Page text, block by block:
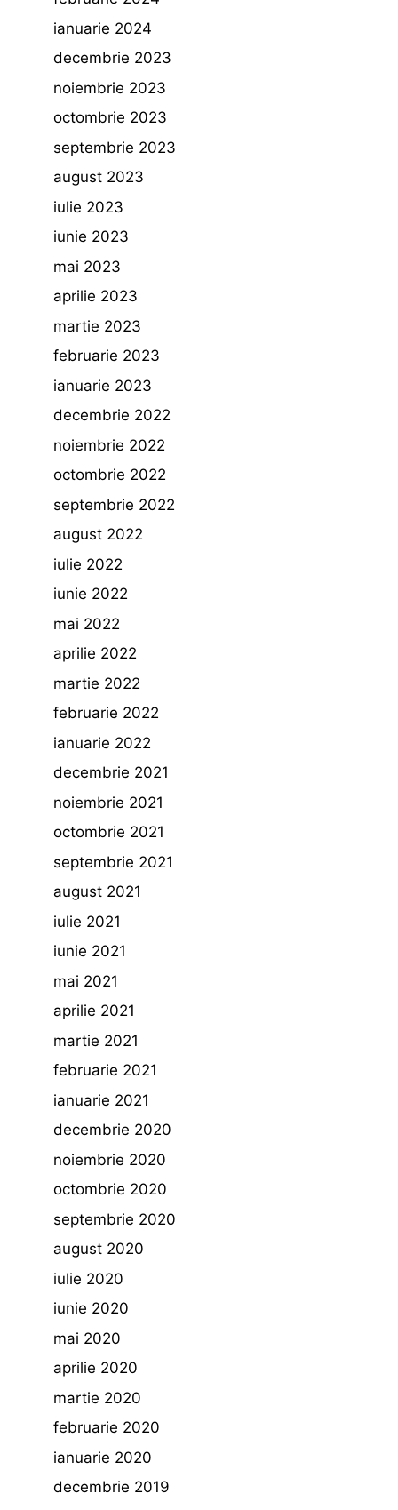
ianuarie 2024
decembrie 2023
noiembrie 2023
octombrie 2023
septembrie 2023
august 2023
iulie 2023
iunie 2023
mai 2023
aprilie 2023
martie 2023
februarie 2023
ianuarie 2023
decembrie 2022
noiembrie 2022
octombrie 2022
septembrie 2022
august 2022
iulie 2022
iunie 2022
mai 2022
aprilie 2022
martie 2022
februarie 2022
ianuarie 2022
decembrie 2021
noiembrie 2021
octombrie 2021
septembrie 2021
august 2021
iulie 2021
iunie 2021
mai 2021
aprilie 2021
martie 2021
februarie 2021
ianuarie 2021
decembrie 2020
noiembrie 2020
octombrie 2020
septembrie 2020
august 2020
iulie 2020
iunie 2020
mai 2020
aprilie 2020
martie 2020
februarie 2020
ianuarie 2020
decembrie 2019